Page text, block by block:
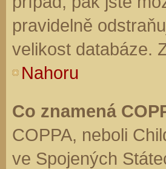
pravidelně
velikost databáze.
Nahoru
Co znamená
COPPA, neboli
ve Spojených